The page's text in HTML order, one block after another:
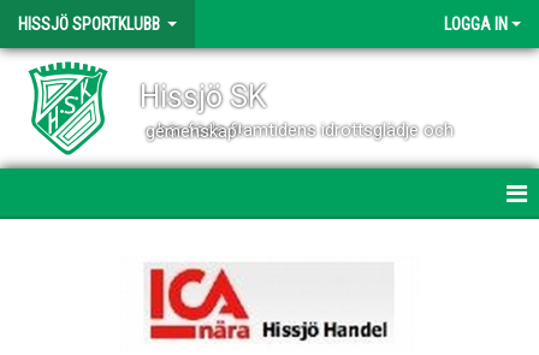
HISSJÖ SPORTKLUBB LOGGA IN
Hissjö SK
- här föds framtidens idrottsglädje och gemenskap!
VÄRDEGRUND OCH VERKSAMHETSIDÉ